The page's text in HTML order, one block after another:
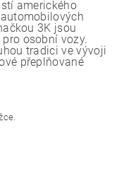
amerického
3K jsou
osobní vozy.
tradici ve vývoji
přeplňované